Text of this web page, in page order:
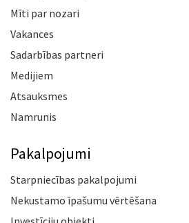
Mīti par nozari
Vakances
Sadarbības partneri
Medijiem
Atsauksmes
Namrunis
Pakalpojumi
Starpniecības pakalpojumi
Nekustamo īpašumu vērtēšana